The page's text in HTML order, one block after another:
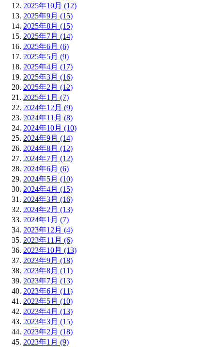
2025年10月 (12)
2025年9月 (15)
2025年8月 (15)
2025年7月 (14)
2025年6月 (6)
2025年5月 (9)
2025年4月 (17)
2025年3月 (16)
2025年2月 (12)
2025年1月 (7)
2024年12月 (9)
2024年11月 (8)
2024年10月 (10)
2024年9月 (14)
2024年8月 (12)
2024年7月 (12)
2024年6月 (6)
2024年5月 (10)
2024年4月 (15)
2024年3月 (16)
2024年2月 (13)
2024年1月 (7)
2023年12月 (4)
2023年11月 (6)
2023年10月 (13)
2023年9月 (18)
2023年8月 (11)
2023年7月 (13)
2023年6月 (11)
2023年5月 (10)
2023年4月 (13)
2023年3月 (15)
2023年2月 (18)
2023年1月 (9)